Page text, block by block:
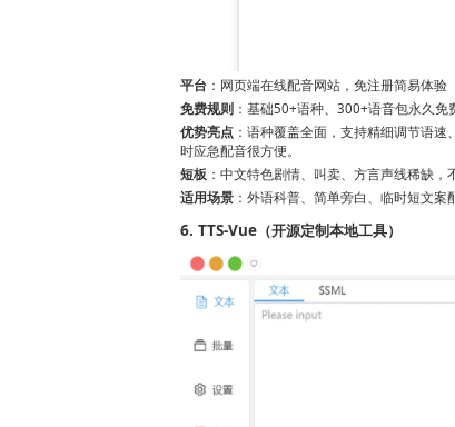
平台 ：网页端在线配音网站，免注册简易体验
免费规则 ：基础50+语种、300+语音包永久免
优势亮点：语种覆盖全面，支持精细调节语速
时应急配音很方便。
短板：中文特色剧情、叫卖、方言声线稀缺，
适用场景：外语科普、简单旁白、临时短文案
6. TTS-Vue（开源定制本地工具）